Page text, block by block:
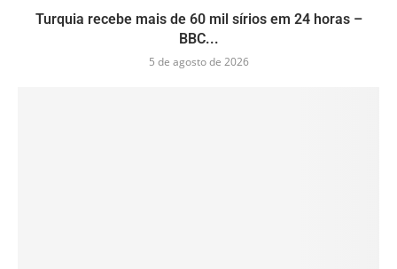
Turquia recebe mais de 60 mil sírios em 24 horas –
BBC...
5 de agosto de 2026